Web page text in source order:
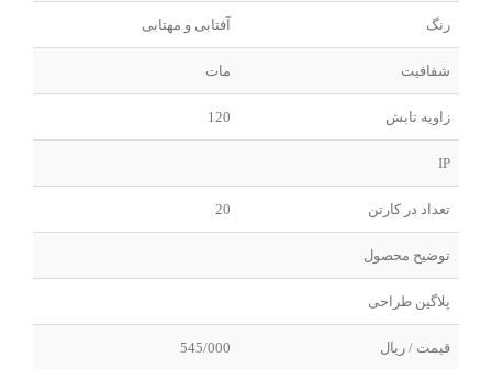
رنگ آفتابی و مهتابی
شفافیت مات
زاویه تابش 120
IP
تعداد در کارتن 20
توضیح محصول
پلاگین طراحی
قیمت / ریال 545/000